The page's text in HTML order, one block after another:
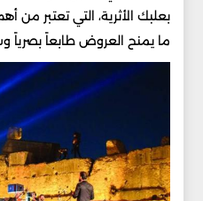
بعلبك الأثرية، التي تعتبر من
ما يمنح العروض طابعاً بصرياً